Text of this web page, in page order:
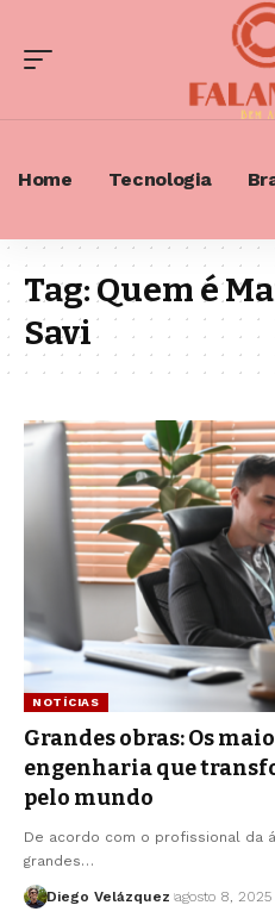
Home Tecnologia
Tag:Quem é
Savi
NOTÍCIAS
Grandes obras: Os
engenharia que
pelo mundo
De acordo com o profissional da
grandes…
Diego Velázquez agosto 8, 2025